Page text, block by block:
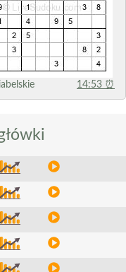
14:53 ⏰